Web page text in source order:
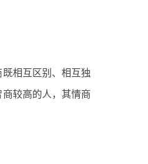
相互区别、相互独
较高的人，其情商